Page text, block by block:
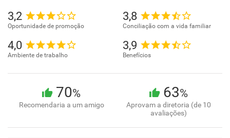
3,2
Oportunidade de promoção
3,8
Conciliação com a vida familiar
4,0
Ambiente de trabalho
3,9
Benefícios
70%
Recomendaria a um amigo
63%
Aprovam a diretoria (de 10
avaliações)